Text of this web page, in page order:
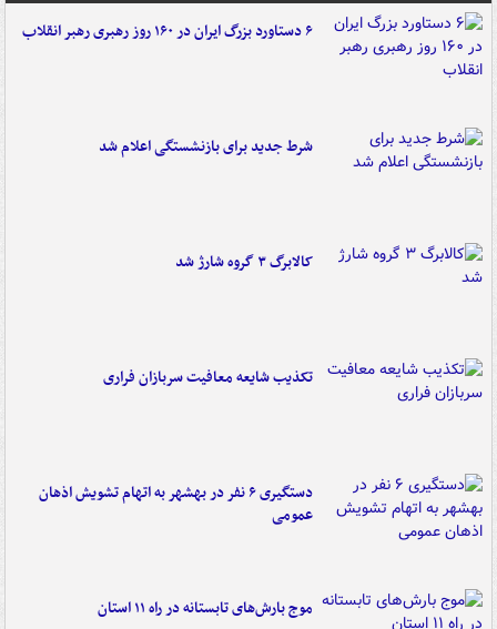
۶ دستاورد بزرگ ایران در ۱۶۰ روز رهبری رهبر انقلاب
شرط جدید برای بازنشستگی اعلام شد
کالابرگ ۳ گروه شارژ شد
تکذیب شایعه معافیت سربازان فراری
دستگیری ۶ نفر در بهشهر به اتهام تشویش اذهان
عمومی
موج بارش‌های تابستانه در راه ۱۱ استان